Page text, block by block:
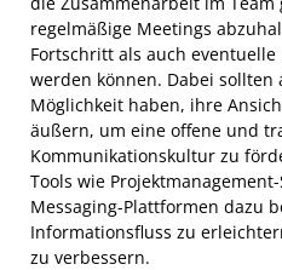
regelmäßige Meetings
Fortschritt als auch
werden können. Dabei
Möglichkeit haben, ihre
äußern, um eine offene und
Kommunikationskultur zu
Tools wie
Messaging-Plattformen dazu
Informationsfluss zu
zu verbessern.